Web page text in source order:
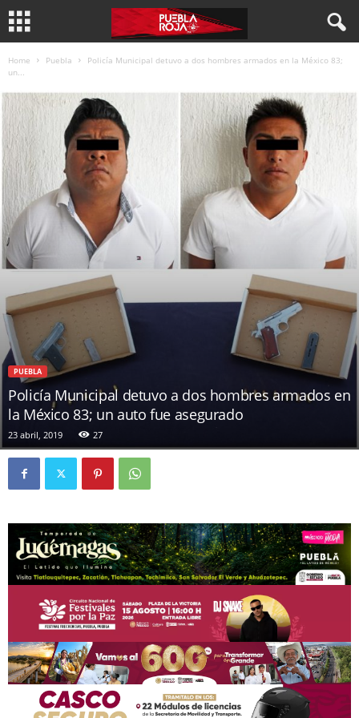
Home Puebla
Policía Municipal detuvo a dos hombres armados en la México 83;
un...
PUEBLA
Policía Municipal detuvo a dos hombres armados en
la México 83; un auto fue asegurado
23 abril, 2019 27